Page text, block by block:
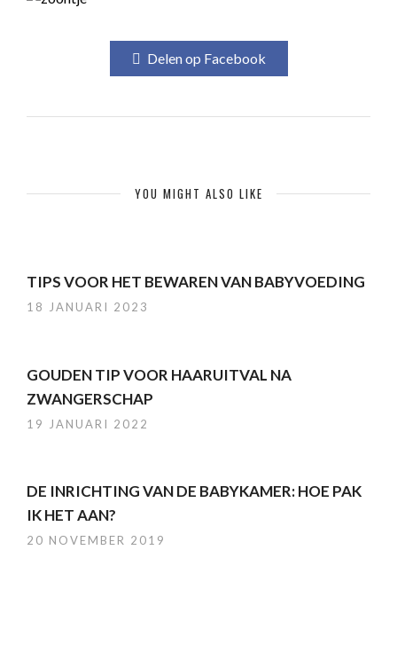
Delen op Facebook
YOU MIGHT ALSO LIKE
TIPS VOOR HET BEWAREN VAN BABYVOEDING
18 JANUARI 2023
GOUDEN TIP VOOR HAARUITVAL NA
ZWANGERSCHAP
19 JANUARI 2022
DE INRICHTING VAN DE BABYKAMER: HOE PAK
IK HET AAN?
20 NOVEMBER 2019